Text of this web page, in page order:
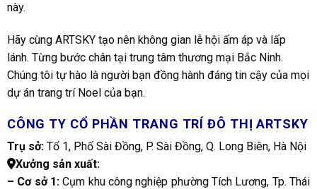
này.
Hãy cùng ARTSKY tạo nên không gian lễ hội ấm áp và lấp
lánh. Từng bước chân tại trung tâm thương mại Bắc Ninh.
Chúng tôi tự hào là người bạn đồng hành đáng tin cậy của mọi
dự án trang trí Noel của bạn.
CÔNG TY CỔ PHẦN TRANG TRÍ ĐÔ THỊ ARTSKY
Trụ sở:Tổ 1, Phố Sài Đồng, P. Sài Đồng, Q. Long Biên, Hà Nội
Xưởng sản xuất:
– Cơ sở 1:Cụm khu công nghiệp phường Tích Lương, Tp. Thái